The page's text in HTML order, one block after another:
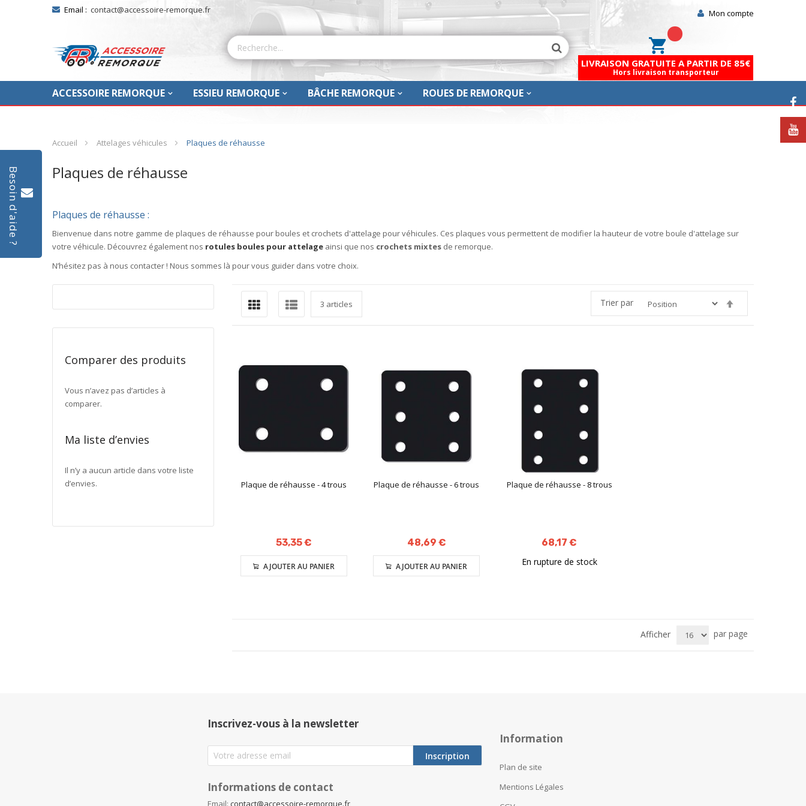
Besoin d'aide ?
Email : contact@accessoire-remorque.fr Mon compte
Mon panier
LIVRAISON GRATUITE A PARTIR DE 85€
Hors livraison transporteur
ACCESSOIRE REMORQUE ESSIEU REMORQUE BÂCHE REMORQUE ROUES DE REMORQUE
Accueil Attelages véhicules Plaques de réhausse
Plaques de réhausse
Plaques de réhausse :
Bienvenue dans notre gamme de plaques de réhausse pour boules et crochets d'attelage pour véhicules. Ces plaques vous permettent de modifier la hauteur de votre boule d'attelage sur
votre véhicule. Découvrez également nos rotules boules pour attelage ainsi que nos crochets mixtes de remorque.
N’hésitez pas à nous contacter ! Nous sommes là pour vous guider dans votre choix.
Comparer des produits
Vous n’avez pas d’articles à
comparer.
Ma liste d’envies
Il n’y a aucun article dans votre liste
d’envies.
GrilleListe
3 articles Trier par
ordre
Plaque de réhausse - 4 trous
53,35 €
AJOUTER AU PANIER
Plaque de réhausse - 6 trous
48,69 €
AJOUTER AU PANIER
Plaque de réhausse - 8 trous
68,17 €
En rupture de stock
Afficher par page
Inscrivez-vous à la newsletter
Inscription
Informations de contact
Email: contact@accessoire-remorque.fr
Information
Plan de site
Mentions Légales